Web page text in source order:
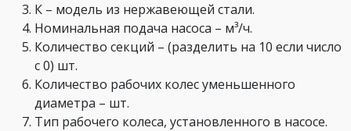
К – модель из нержавеющей стали.
Номинальная подача насоса – м³/ч.
Количество секций – (разделить на 10 если число
с 0) шт.
Количество рабочих колес уменьшенного
диаметра – шт.
Тип рабочего колеса, установленного в насосе.